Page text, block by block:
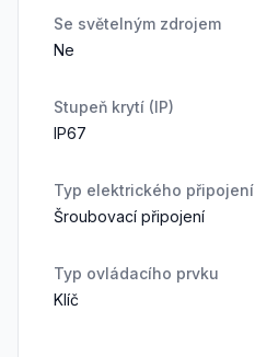
Se světelným zdrojem
Ne
Stupeň krytí (IP)
IP67
Typ elektrického připojení
Šroubovací připojení
Typ ovládacího prvku
Klíč